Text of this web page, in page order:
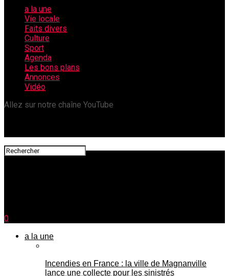
a la une
Vie locale
Faits divers
Culture
Sport
Agenda
Les bons plans
Annonces
Vidéo
Allez sur notre chaîne YouTube
0
a la une
Incendies en France : la ville de Magnanville
lance une collecte pour les sinistrés